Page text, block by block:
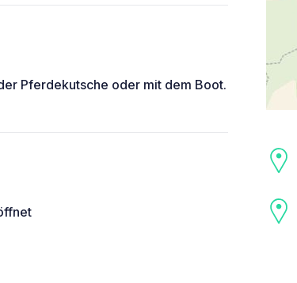
Pferdekutsche oder mit dem Boot.